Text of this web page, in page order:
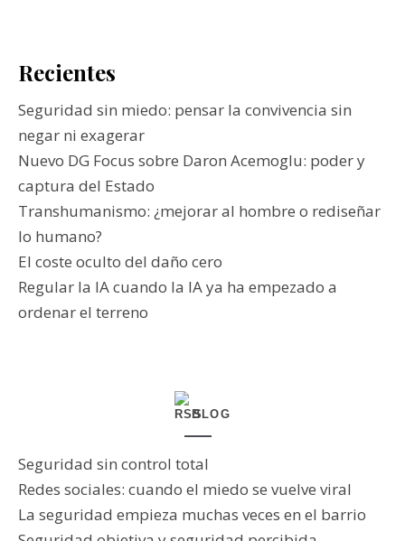
Recientes
Seguridad sin miedo: pensar la convivencia sin
negar ni exagerar
Nuevo DG Focus sobre Daron Acemoglu: poder y
captura del Estado
Transhumanismo: ¿mejorar al hombre o rediseñar
lo humano?
El coste oculto del daño cero
Regular la IA cuando la IA ya ha empezado a
ordenar el terreno
BLOG
Seguridad sin control total
Redes sociales: cuando el miedo se vuelve viral
La seguridad empieza muchas veces en el barrio